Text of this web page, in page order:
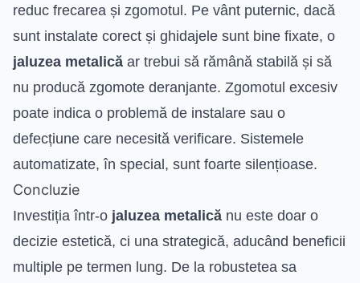
reduc frecarea și zgomotul. Pe vânt puternic, dacă
sunt instalate corect și ghidajele sunt bine fixate, o
jaluzea metalică ar trebui să rămână stabilă și să
nu producă zgomote deranjante. Zgomotul excesiv
poate indica o problemă de instalare sau o
defecțiune care necesită verificare. Sistemele
automatizate, în special, sunt foarte silențioase.
Concluzie
Investiția într-o jaluzea metalică nu este doar o
decizie estetică, ci una strategică, aducând beneficii
multiple pe termen lung. De la robustetea sa